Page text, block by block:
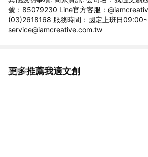
號：85079230 Line官方客服：
(03)2618168 服務時間：國定上班日
service@iamcreative.com.tw
更多推薦我適文創
看更多